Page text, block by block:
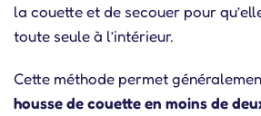
la couette et de secouer pour
toute seule à l’intérieur.
Cette méthode permet
housse de couette en moins de